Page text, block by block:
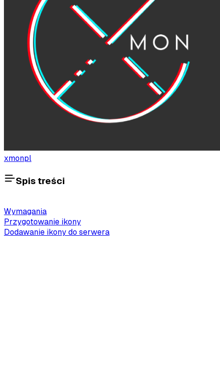
xmonpl
Spis treści
Wymagania
Przygotowanie ikony
Dodawanie ikony do serwera